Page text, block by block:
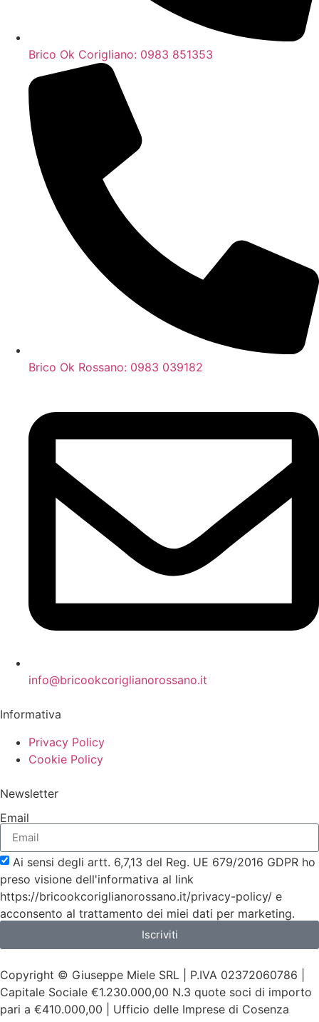
Brico Ok Corigliano: 0983 851353
Brico Ok Rossano: 0983 039182
info@bricookcoriglianorossano.it
Informativa
Privacy Policy
Cookie Policy
Newsletter
Email
Ai sensi degli artt. 6,7,13 del Reg. UE 679/2016 GDPR ho
preso visione dell'informativa al link
https://bricookcoriglianorossano.it/privacy-policy/ e
acconsento al trattamento dei miei dati per marketing.
Iscriviti
Copyright © Giuseppe Miele SRL | P.IVA 02372060786 |
Capitale Sociale €1.230.000,00 N.3 quote soci di importo
pari a €410.000,00 | Ufficio delle Imprese di Cosenza